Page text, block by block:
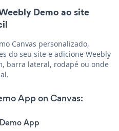
Demo ao site
Canvas personalizado,
do seu site e adicione Weebly
barra lateral, rodapé ou onde
App on Canvas:
App